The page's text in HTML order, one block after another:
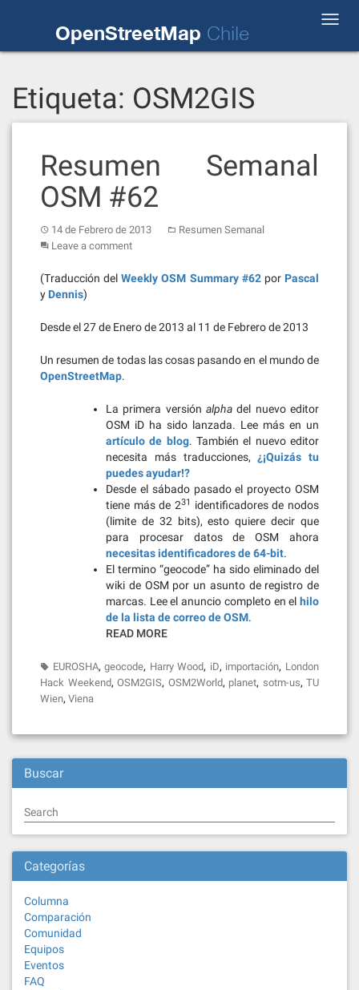
OpenStreetMap Chile
Etiqueta: OSM2GIS
Resumen Semanal
OSM #62
14 de Febrero de 2013
Resumen Semanal
Leave a comment
(Traducción delWeekly OSM Summary #62por Pascal
y Dennis)
Desde el 27 de Enero de 2013 al 11 de Febrero de 2013
Un resumen de todas las cosas pasando en el mundo de
OpenStreetMap.
La primera versión alpha del nuevo editor
OSM iD ha sido lanzada. Lee más en un
artículo de blog. También el nuevo editor
necesita más traducciones, ¿¡Quizás tu
puedes ayudar!?
Desde el sábado pasado el proyecto OSM
tiene más de 231
identificadores de nodos
(limite de 32 bits), esto quiere decir que
para procesar datos de OSM ahora
necesitas identificadores de 64-bit.
El termino “geocode” ha sido eliminado del
wiki de OSM por un asunto de registro de
marcas. Lee el anuncio completo en el hilo
de la lista de correo de OSM.
READ MORE
EUROSHA,geocode, Harry Wood, iD, importación, London
Hack Weekend, OSM2GIS, OSM2World, planet, sotm-us, TU
Wien, Viena
Buscar
Search
Categorías
Columna
Comparación
Comunidad
Equipos
Eventos
FAQ